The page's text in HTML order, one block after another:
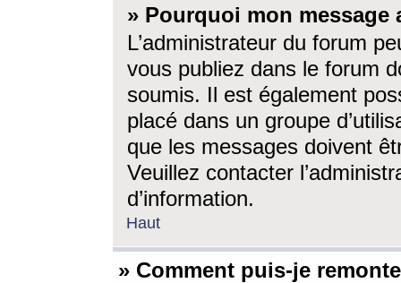
» Pourquoi mon message
L’administrateur du forum
vous publiez dans le forum
soumis. Il est également
placé dans un groupe
que les messages doivent
Veuillez contacter
d’information.
Haut
» Comment puis-je